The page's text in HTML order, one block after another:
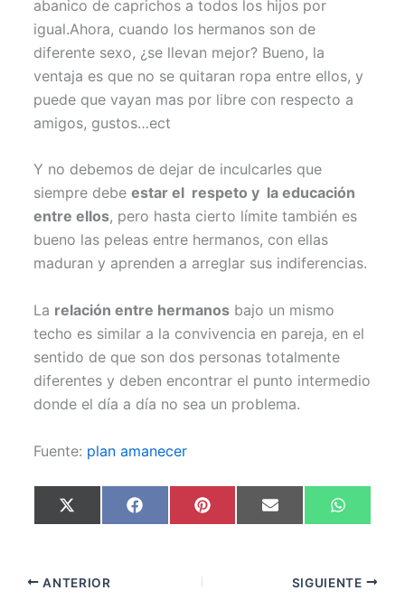
abanico de caprichos a todos los hijos por
igual.Ahora, cuando los hermanos son de
diferente sexo, ¿se llevan mejor? Bueno, la
ventaja es que no se quitaran ropa entre ellos, y
puede que vayan mas por libre con respecto a
amigos, gustos…ect
Y no debemos de dejar de inculcarles que
siempre debeestar el respeto y la educación
entre ellos, pero hasta cierto límite también es
bueno las peleas entre hermanos, con ellas
maduran y aprenden a arreglar sus indiferencias.
La relación entre hermanos bajo un mismo
techo es similar a la convivencia en pareja, en el
sentido de que son dos personas totalmente
diferentes y deben encontrar el punto intermedio
donde el día a día no sea un problema.
Fuente: plan amanecer
Compartir
en
X
(
t
t
Compartir
en
F
a
Compartir
en
P
i
Compartir
en
E
m en
W
h
A
p
ANTERIOR SIGUIENTE